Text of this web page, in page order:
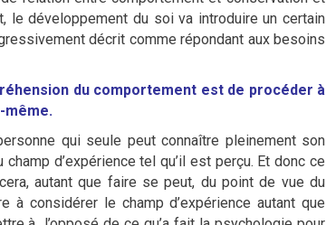
le développement du soi va introduire un certain
décrit comme répondant aux besoins
du comportement est de procéder à
même.
qui seule peut connaître pleinement son
d’expérience tel qu’il est perçu. Et donc ce
autant que faire se peut, du point de vue du
considérer le champ d’expérience autant que